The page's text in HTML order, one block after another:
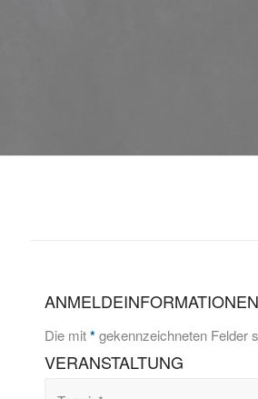
ANMELDEINFORMATIONEN
Die mit*gekennzeichneten Felder
VERANSTALTUNG